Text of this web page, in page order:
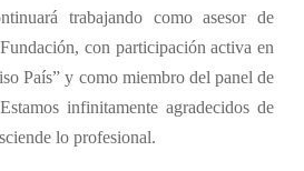
trabajando como asesor de
con participación activa en
País” y como miembro del panel de
infinitamente agradecidos de
lo profesional.